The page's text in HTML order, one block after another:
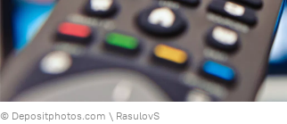
© Depositphotos.com \ RasulovS